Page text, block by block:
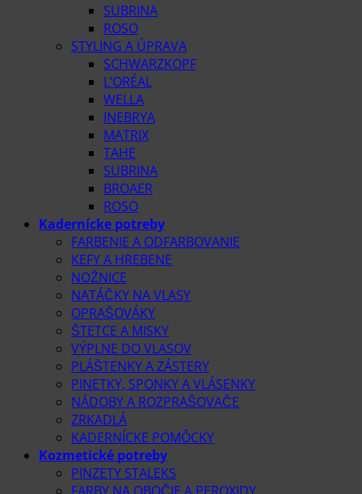
SUBRINA
ROSO
STYLING A ÚPRAVA
SCHWARZKOPF
L’ORÉAL
WELLA
INEBRYA
MATRIX
TAHE
SUBRINA
BROAER
ROSO
Kadernícke potreby
FARBENIE A ODFARBOVANIE
KEFY A HREBENE
NOŽNICE
NATÁČKY NA VLASY
OPRAŠOVÁKY
ŠTETCE A MISKY
VÝPLNE DO VLASOV
PLÁŠTENKY A ZÁSTERY
PINETKY, SPONKY A VLÁSENKY
NÁDOBY A ROZPRAŠOVAČE
ZRKADLÁ
KADERNÍCKE POMÔCKY
Kozmetické potreby
PINZETY STALEKS